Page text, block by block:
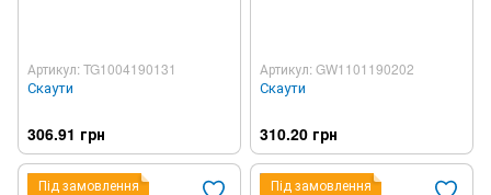
Артикул: TG1004190131
Скаути
306.91 грн
Артикул: GW1101190202
Скаути
310.20 грн
Під замовлення Під замовлення